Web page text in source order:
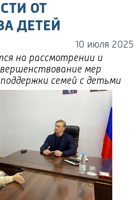
ОТ
ДЕТЕЙ
10 июля 2025
на рассмотрении и
мер
семей с детьми